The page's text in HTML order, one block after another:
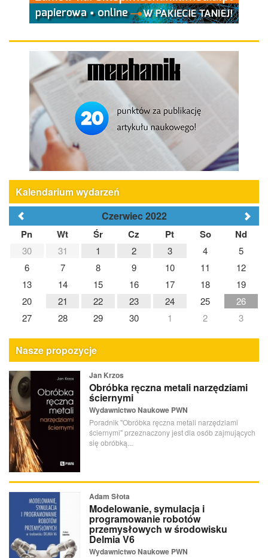
Kalendarium wydarzeń
Czerwiec 2022
Pn Wt Śr Cz Pt So Nd
30 31 1 2 3 4
5
6
7 8 9 10 11
12
13
14 15 16 17 18
19
20
21 22 23 24 25
26
27
28 29 30 1 2 3
Nasze propozycje
Jan Krzos
Obróbka ręczna metali narzędziami
ściernymi
Wydawnictwo Naukowe PWN
Poradnik "Obróbka ręczna metali narzędziami
ściernymi" przeznaczony jest dla osób zajmujących
się obróbką...
Adam Słota
Modelowanie, symulacja i
programowanie robotów
przemysłowych w środowisku
Delmia V6
Wydawnictwo Naukowe PWN